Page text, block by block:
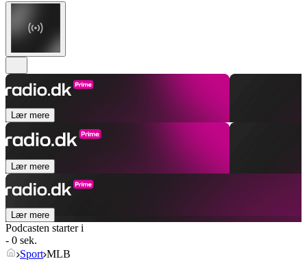
Lær mere
Lær mere
Lær mere
Podcasten starter i
- 0 sek.
Sport MLB